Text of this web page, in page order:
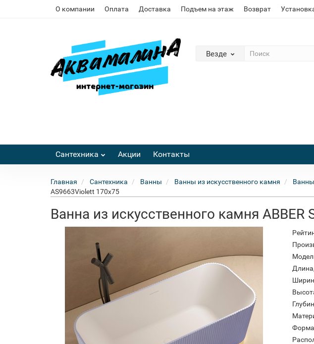
О компании Оплата Доставка Подъем на этаж Возврат
Везде
Сантехника Акции Контакты
Главная Сантехника Ванны Ванны из искусственного камня Ванны
AS9663Violett 170x75
Ванна из искусственного камня